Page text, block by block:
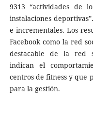
9313 “actividades de
instalaciones
e incrementales. Los
Facebook como la red
destacable de la red
indican el
centros de fitness y que
para la gestión.